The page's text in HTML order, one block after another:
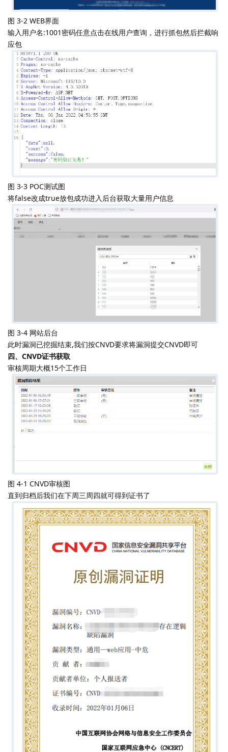
图 3-2 WEB界面
输入用户名:1001密码任意点击在线用户查询，进行抓包然后拦截响
应包
图 3-3 POC测试图
将false改成true放包成功进入后台获取大量用户信息
图 3-4 网站后台
此时漏洞已挖掘结束,我们按CNVD要求将漏洞提交CNVD即可
四、CNVD证书获取
审核周期大概15个工作日
图 4-1 CNVD审核图
直到归档后我们在下周三周四就可得到证书了